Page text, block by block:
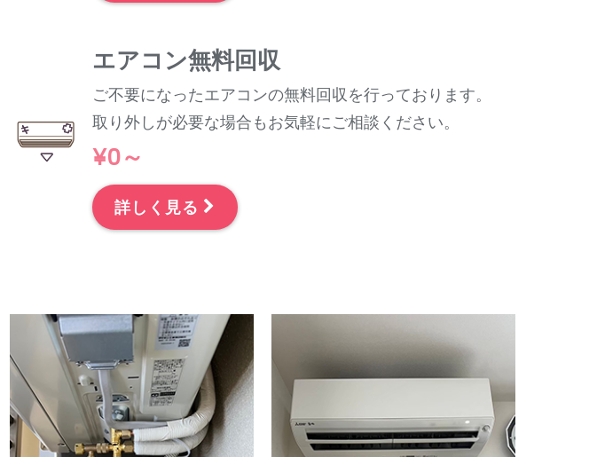
エアコン無料回収
ご不要になったエアコンの無料回収を行っております。
取り外しが必要な場合もお気軽にご相談ください。
¥0～
詳しく見る